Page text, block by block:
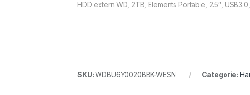
HDD extern WD, 2TB, Elements Portable, 2.5″,
SKU:WDBU6Y0020BBK-WESN Categorie: